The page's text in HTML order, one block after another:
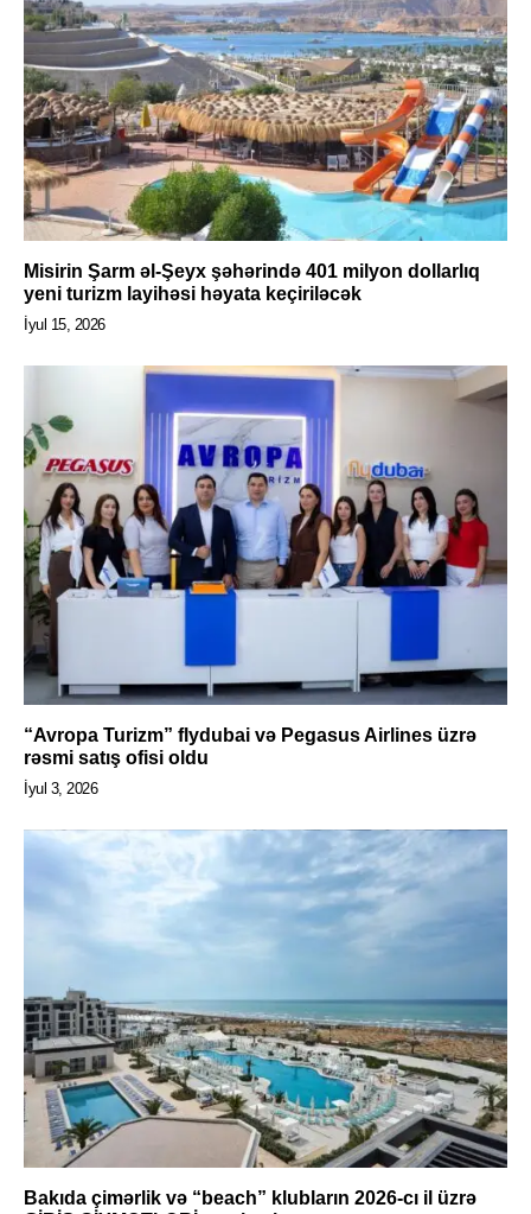
Misirin Şarm əl-Şeyx şəhərində 401 milyon dollarlıq
yeni turizm layihəsi həyata keçiriləcək
İyul 15, 2026
“Avropa Turizm” flydubai və Pegasus Airlines üzrə
rəsmi satış ofisi oldu
İyul 3, 2026
Bakıda çimərlik və “beach” klubların 2026-cı il üzrə